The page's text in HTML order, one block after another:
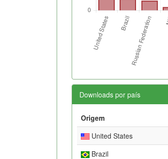
Downloads por país
Origem
United States
Brazil